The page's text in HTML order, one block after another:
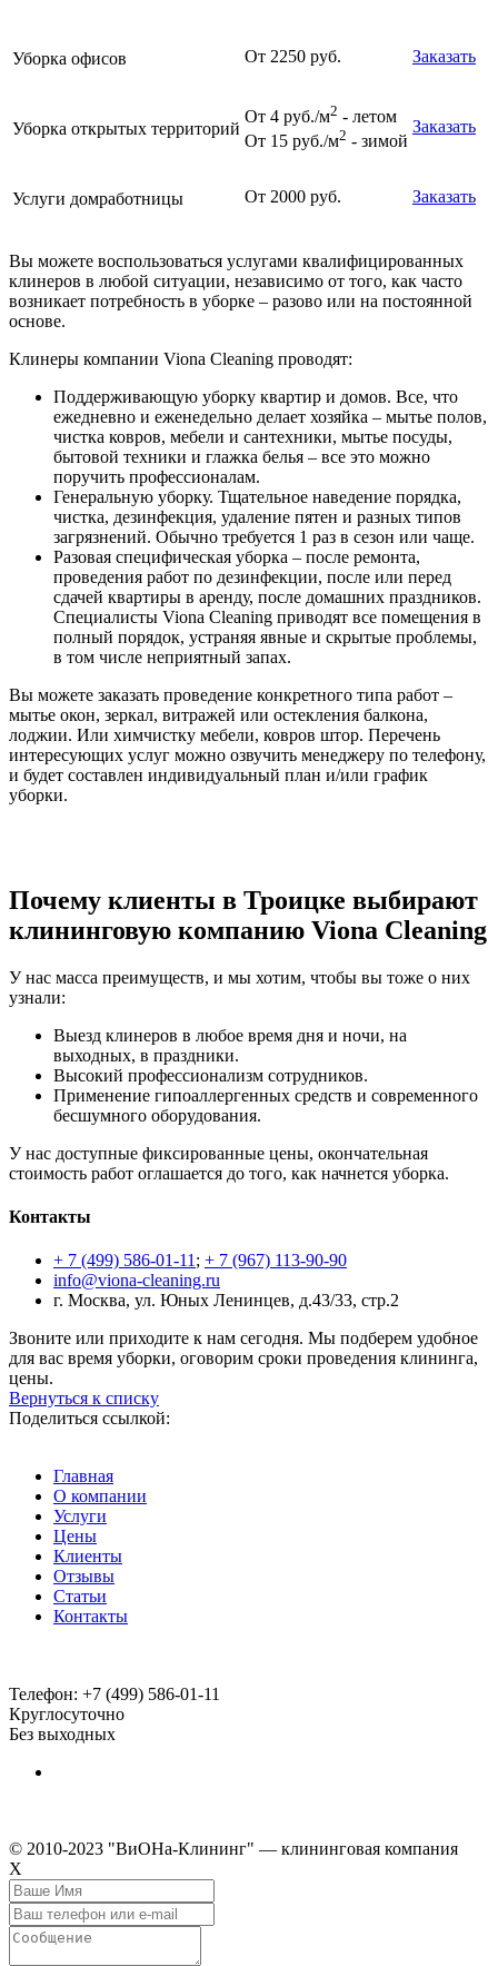
Уборка офисов От 2250 руб. Заказать
Уборка открытых территорий
От 4 руб./м2 - летом
От 15 руб./м2 - зимой
Заказать
Услуги домработницы От 2000 руб. Заказать
Вы можете воспользоваться услугами квалифицированных
клинеров в любой ситуации, независимо от того, как часто
возникает потребность в уборке – разово или на постоянной
основе.
Клинеры компании Viona Cleaning проводят:
Поддерживающую уборку квартир и домов. Все, что
ежедневно и еженедельно делает хозяйка – мытье полов,
чистка ковров, мебели и сантехники, мытье посуды,
бытовой техники и глажка белья – все это можно
поручить профессионалам.
Генеральную уборку. Тщательное наведение порядка,
чистка, дезинфекция, удаление пятен и разных типов
загрязнений. Обычно требуется 1 раз в сезон или чаще.
Разовая специфическая уборка – после ремонта,
проведения работ по дезинфекции, после или перед
сдачей квартиры в аренду, после домашних праздников.
Специалисты Viona Cleaning приводят все помещения в
полный порядок, устраняя явные и скрытые проблемы,
в том числе неприятный запах.
Вы можете заказать проведение конкретного типа работ –
мытье окон, зеркал, витражей или остекления балкона,
лоджии. Или химчистку мебели, ковров штор. Перечень
интересующих услуг можно озвучить менеджеру по телефону,
и будет составлен индивидуальный план и/или график
уборки.
Почему клиенты в Троицке выбирают
клининговую компанию Viona Cleaning
У нас масса преимуществ, и мы хотим, чтобы вы тоже о них
узнали:
Выезд клинеров в любое время дня и ночи, на
выходных, в праздники.
Высокий профессионализм сотрудников.
Применение гипоаллергенных средств и современного
бесшумного оборудования.
У нас доступные фиксированные цены, окончательная
стоимость работ оглашается до того, как начнется уборка.
Контакты
+ 7 (499) 586-01-11 ; + 7 (967) 113-90-90
info@viona-cleaning.ru
г. Москва, ул. Юных Ленинцев, д.43/33, стр.2
Звоните или приходите к нам сегодня. Мы подберем удобное
для вас время уборки, оговорим сроки проведения клининга,
цены.
Вернуться к списку
Поделиться ссылкой:
Главная
О компании
Услуги
Цены
Клиенты
Отзывы
Статьи
Контакты
Телефон: +7 (499) 586-01-11
Круглосуточно
Без выходных
© 2010-2023 "ВиОНа-Клининг" — клининговая компания
Х